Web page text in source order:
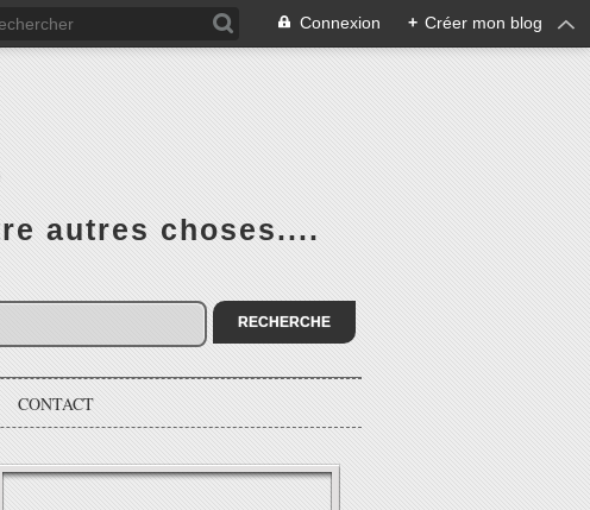
Connexion + Créer mon blog
autres choses....
CONTACT